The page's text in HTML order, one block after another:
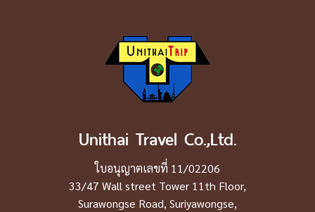
Unithai Travel Co.,Ltd.
ใบอนุญาตเลขที่ 11/02206
33/47 Wall street Tower 11th Floor,
Surawongse Road, Suriyawongse,